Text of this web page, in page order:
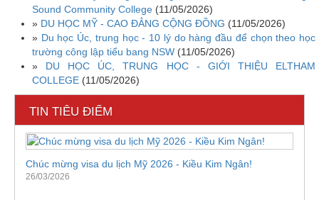
Sound Community College (11/05/2026)
» DU HỌC MỸ - CAO ĐẲNG CỘNG ĐỒNG (11/05/2026)
» Du học Úc, trung học - 10 lý do hàng đầu để chọn theo học
trường công lập tiểu bang NSW (11/05/2026)
» DU HỌC ÚC, TRUNG HỌC - GIỚI THIỆU ELTHAM
COLLEGE (11/05/2026)
TIN TIÊU ĐIỂM
Chúc mừng visa du lịch Mỹ 2026 - Kiều Kim Ngân!
26/03/2026